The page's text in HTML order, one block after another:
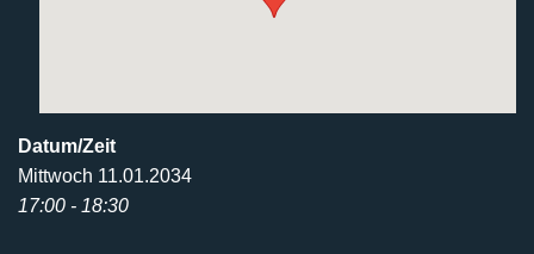
Datum/Zeit
Mittwoch 11.01.2034
17:00 - 18:30